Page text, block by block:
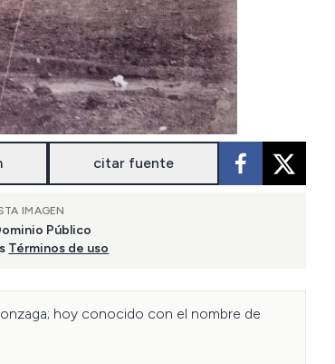
citar fuente
IMAGEN
Público
Términos de uso
hoy conocido con el nombre de